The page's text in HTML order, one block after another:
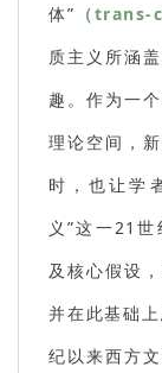
体” （
质主义所涵
趣。作为一
理论空间，
时，也让学
义”这一21
及核心假设
并在此基础
纪以来西方